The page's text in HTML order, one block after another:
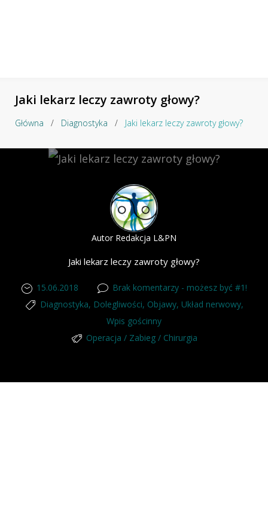
Jaki lekarz leczy zawroty głowy?
Główna / Diagnostyka / Jaki lekarz leczy zawroty głowy?
Autor Redakcja L&PN
Jaki lekarz leczy zawroty głowy?
15.06.2018
Brak komentarzy - możesz być #1!
Diagnostyka, Dolegliwości, Objawy, Układ nerwowy,
Wpis gościnny
Operacja / Zabieg / Chirurgia